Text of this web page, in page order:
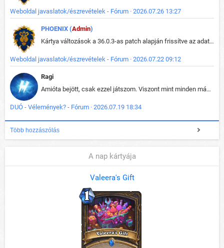
Weboldal javaslatok/észrevételek - Fórum · 2026.07.26 13:27
PHOENIX (Admin)
Kártya változások a 36.0.3-as patch alapján frissítve az adatbázisban (képek is cserélve).
Weboldal javaslatok/észrevételek - Fórum · 2026.07.22 09:12
Ragi
Amióta bejött, csak ezzel játszom. Viszont mint minden más - akár az alapjáték is, ez is baromira összetett lett. Néha már pár kör után is esélytelen az egész. Vagy irreállisan túltápol valaki, vagy lelép a partner, vagy csak hülye mint a segg. És amikor eljönne az én időm, na akkor jön el mindenki másé is. Engem jobban érdekelne, hogy ki milyen ratingen szokott játszani. Na ez lenne egy érdekes adat.
DUÓ - Vélemények? - Fórum · 2026.07.19 18:34
Több hozzászólás
A nap kártyája
Valeera's Gift